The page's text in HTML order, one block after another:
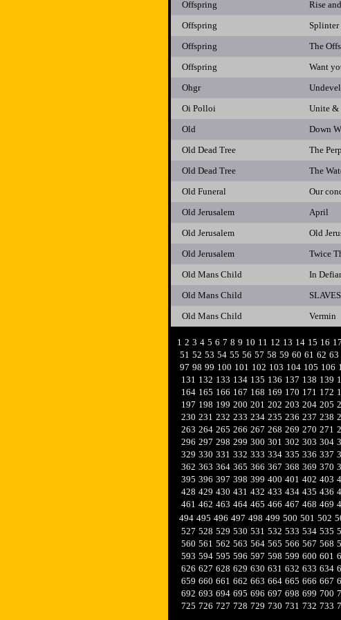
Offspring
Rise
Offspring
Splinter
Offspring
The
Offspring
Want
Ohgr
Oi Polloi
Unite &
Old
Down
Old Dead Tree
The
Old Dead Tree
The
Old Funeral
Our
Old Jerusalem
April
Old Jerusalem
Old
Old Jerusalem
Twice
Old Mans Child
In
Old Mans Child
Old Mans Child
Vermin
1 2 3 4 5 6 7 8 9 10 11 12 13 14 15 16 17
51 52 53 54 55 56 57 58 59 60 61 62 63
97 98 99 100 101 102 103 104 105 106
131 132 133 134 135 136 137 138 139
164 165 166 167 168 169 170 171 172
197 198 199 200 201 202 203 204 205
230 231 232 233 234 235 236 237 238
263 264 265 266 267 268 269 270 271
296 297 298 299 300 301 302 303 304
329 330 331 332 333 334 335 336 337
362 363 364 365 366 367 368 369 370
395 396 397 398 399 400 401 402 403
428 429 430 431 432 433 434 435 436
461 462 463 464 465 466 467 468 469
494 495 496 497 498 499 500 501 502
527 528 529 530 531 532 533 534 535
560 561 562 563 564 565 566 567 568
593 594 595 596 597 598 599 600 601
626 627 628 629 630 631 632 633 634
659 660 661 662 663 664 665 666 667
692 693 694 695 696 697 698 699 700
725 726 727 728 729 730 731 732 733